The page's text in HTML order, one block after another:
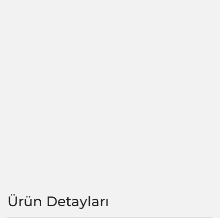
Ürün Detayları